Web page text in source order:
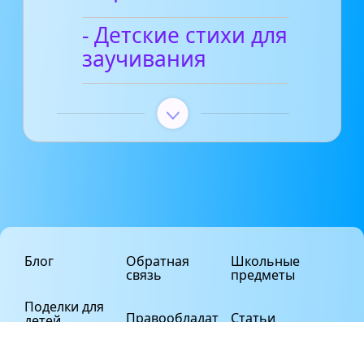
- Детские стихи для
заучивания
Блог
Поделки для
детей
Обратная
связь
Правообладат
Школьные
предметы
Статьи